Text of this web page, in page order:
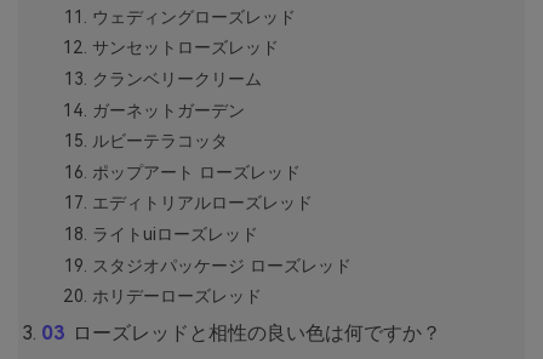
ウェディングローズレッド
サンセットローズレッド
クランベリークリーム
ガーネットガーデン
ルビーテラコッタ
ポップアート ローズレッド
エディトリアルローズレッド
ライトuiローズレッド
スタジオパッケージ ローズレッド
ホリデーローズレッド
ローズレッドと相性の良い色は何ですか？